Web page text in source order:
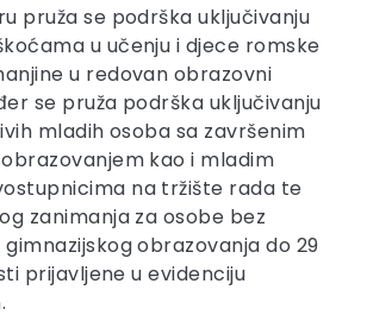
pruža se podrška uključivanju
u učenju i djece romske
u redovan obrazovni
se pruža podrška uključivanju
mladih osoba sa završenim
kao i mladim
na tržište rada te
zanimanja za osobe bez
obrazovanja do 29
prijavljene u evidenciju